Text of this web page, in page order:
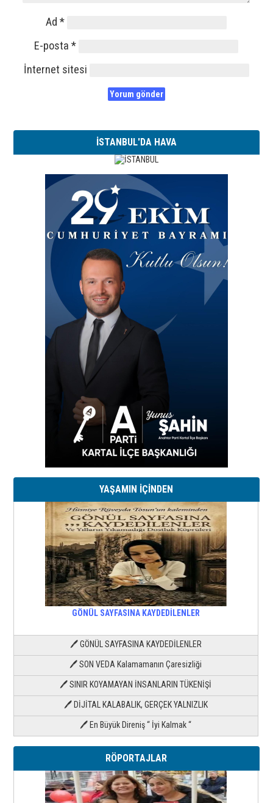
Ad*
E-posta*
İnternet sitesi
İSTANBUL'DA HAVA
YAŞAMIN İÇİNDEN
GÖNÜL SAYFASINA KAYDEDİLENLER
🖊 GÖNÜL SAYFASINA KAYDEDİLENLER
🖊 SON VEDA Kalamamanın Çaresizliği
🖊 SINIR KOYAMAYAN İNSANLARIN TÜKENİŞİ
🖊 DİJİTAL KALABALIK, GERÇEK YALNIZLIK
🖊 En Büyük Direniş “ İyi Kalmak “
RÖPORTAJLAR